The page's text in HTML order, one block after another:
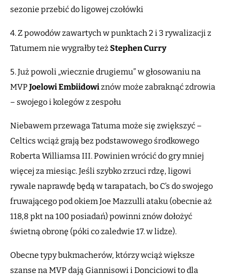
sezonie przebić do ligowej czołówki
4. Z powodów zawartych w punktach 2 i 3 rywalizacji z
Tatumem nie wygrałby też Stephen Curry
5. Już powoli „wiecznie drugiemu” w głosowaniu na
MVP Joelowi Embiidowiznów może zabraknąć zdrowia
– swojego i kolegów z zespołu
Niebawem przewaga Tatuma może się zwiększyć –
Celtics wciąż grają bez podstawowego środkowego
Roberta Williamsa III. Powinien wrócić do gry mniej
więcej za miesiąc. Jeśli szybko zrzuci rdzę, ligowi
rywale naprawdę będą w tarapatach, bo C’s do swojego
fruwającego pod okiem Joe Mazzulli ataku (obecnie aż
118,8 pkt na 100 posiadań) powinni znów dołożyć
świetną obronę (póki co zaledwie 17. w lidze).
Obecne typy bukmacherów, którzy wciąż większe
szanse na MVP dają Giannisowi i Donciciowi to dla